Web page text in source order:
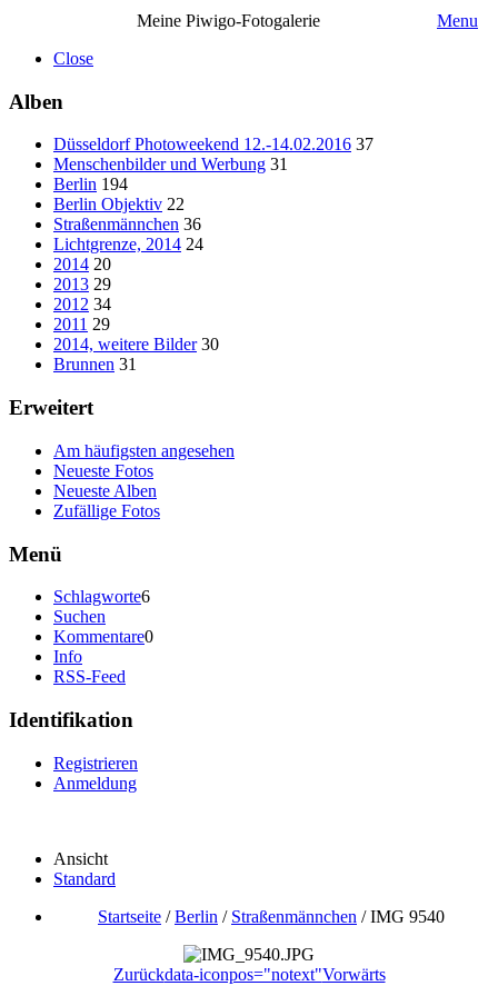
Meine Piwigo-Fotogalerie
Menu
Close
Alben
Düsseldorf Photoweekend 12.-14.02.2016 37
Menschenbilder und Werbung 31
Berlin 194
Berlin Objektiv 22
Straßenmännchen 36
Lichtgrenze, 2014 24
2014 20
2013 29
2012 34
2011 29
2014, weitere Bilder 30
Brunnen 31
Erweitert
Am häufigsten angesehen
Neueste Fotos
Neueste Alben
Zufällige Fotos
Menü
Schlagworte6
Suchen
Kommentare0
Info
RSS-Feed
Identifikation
Registrieren
Anmeldung
Ansicht
Standard
Startseite /Berlin / Straßenmännchen /IMG 9540
Zurückdata-iconpos="notext"Vorwärts